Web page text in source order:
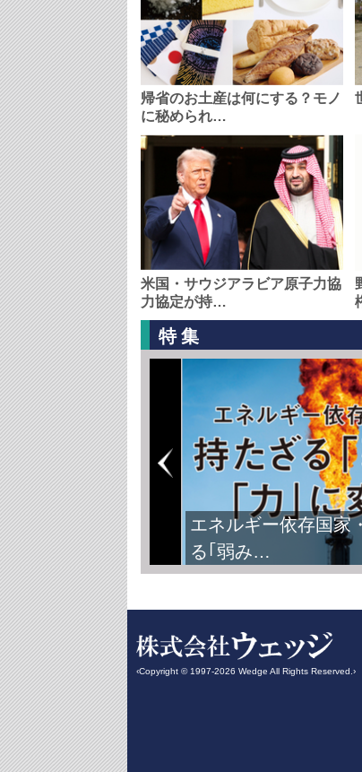
帰省のお土産は何にする？モノ
に秘められ…
米国・サウジアラビア原子力協
力協定が持…
特集
エネルギー依存国
る｢弱み…
‹Copyright © 1997-2026 Wedge All Rights Reserved.›